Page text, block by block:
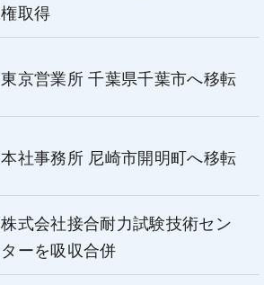
権取得
東京営業所 千葉県千葉市へ移転
本社事務所 尼崎市開明町へ移転
株式会社接合耐力試験技術セン
ターを吸収合併